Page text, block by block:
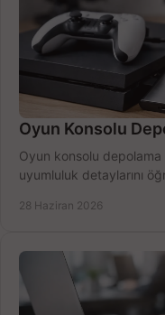
Oyun Konsolu
Oyun konsolu depolama
uyumluluk detaylarını
28 Haziran 2026